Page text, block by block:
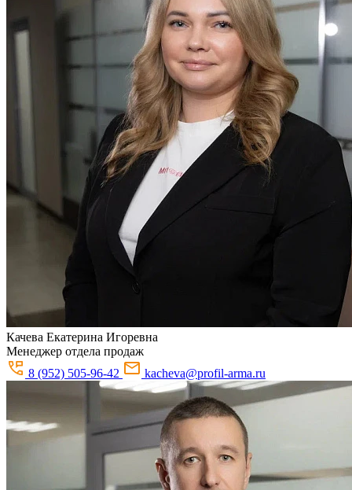
Качева Екатерина Игоревна
Менеджер отдела продаж
8 (952) 505-96-42
kacheva@profil-arma.ru